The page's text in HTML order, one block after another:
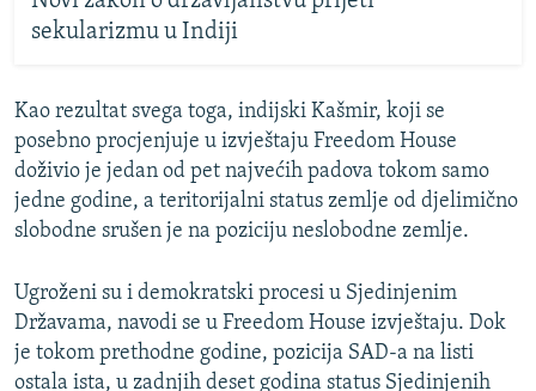
sekularizmu u Indiji
Kao rezultat svega toga, indijski Kašmir, koji se
posebno procjenjuje u izvještaju Freedom House
doživio je jedan od pet najvećih padova tokom samo
jedne godine, a teritorijalni status zemlje od djelimično
slobodne srušen je na poziciju neslobodne zemlje.
Ugroženi su i demokratski procesi u Sjedinjenim
Državama, navodi se u Freedom House izvještaju. Dok
je tokom prethodne godine, pozicija SAD-a na listi
ostala ista, u zadnjih deset godina status Sjedinjenih